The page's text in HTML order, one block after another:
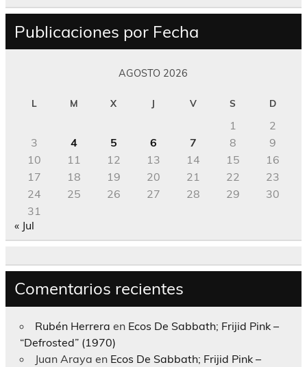
Publicaciones por Fecha
AGOSTO 2026
L M X J V S D
1
2
3
4 5 6 7 8
9
10
11 12 13 14 15
16
17
18 19 20 21 22
23
24
25 26 27 28 29
30
31
« Jul
Comentarios recientes
Rubén Herrera en Ecos De Sabbath; Frijid Pink –
“Defrosted” (1970)
Juan Araya en Ecos De Sabbath; Frijid Pink –